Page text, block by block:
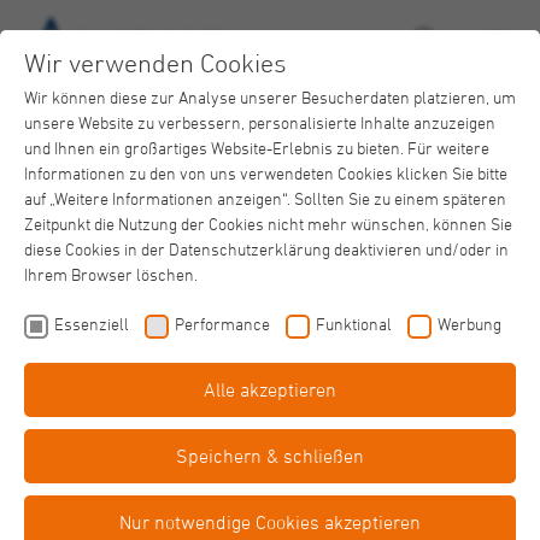
freiheit
Neustart mit Herz und Perspektive
Bedeutsamer Zuwachs
Wir verwenden Cookies
Wir können diese zur Analyse unserer Besucherdaten platzieren, um
unsere Website zu verbessern, personalisierte Inhalte anzuzeigen
und Ihnen ein großartiges Website-Erlebnis zu bieten. Für weitere
Informationen zu den von uns verwendeten Cookies klicken Sie bitte
auf „Weitere Informationen anzeigen“. Sollten Sie zu einem späteren
Zeitpunkt die Nutzung der Cookies nicht mehr wünschen, können Sie
diese Cookies in der Datenschutzerklärung deaktivieren und/oder in
Ihrem Browser löschen.
Essenziell Performance Funktional Werbung
Alle akzeptieren
Speichern & schließen
Nur notwendige Cookies akzeptieren